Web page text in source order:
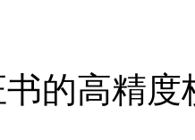
的高精度